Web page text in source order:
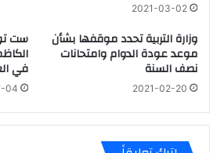
2021-03-02
وزارة التربية تحدد موقفها بشأن
موعد عودة الدوام وامتحانات
نصف السنة
2021-02-20
ست
في
04